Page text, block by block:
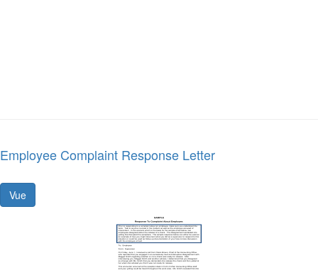
Employee Complaint Response Letter
Vue